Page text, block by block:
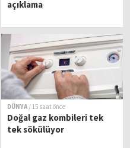
açıklama
DÜNYA / 15 saat önce
Doğal gaz kombileri tek
tek sökülüyor